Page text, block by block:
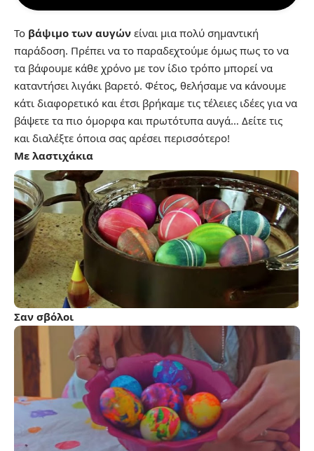
Το βάψιμο των αυγών είναι μια πολύ σημαντική
παράδοση. Πρέπει να το παραδεχτούμε όμως πως το να
τα βάφουμε κάθε χρόνο με τον ίδιο τρόπο μπορεί να
καταντήσει λιγάκι βαρετό. Φέτος, θελήσαμε να κάνουμε
κάτι διαφορετικό και έτσι βρήκαμε τις τέλειες ιδέες για να
βάψετε τα πιο όμορφα και πρωτότυπα αυγά… Δείτε τις
και διαλέξτε όποια σας αρέσει περισσότερο!
Με λαστιχάκια
Σαν σβόλοι